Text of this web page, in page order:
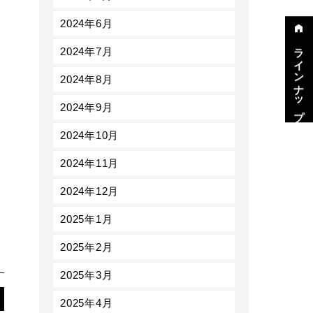
2024年6月
2024年7月
2024年8月
2024年9月
2024年10月
2024年11月
2024年12月
2025年1月
2025年2月
2025年3月
2025年4月
ラインナップ